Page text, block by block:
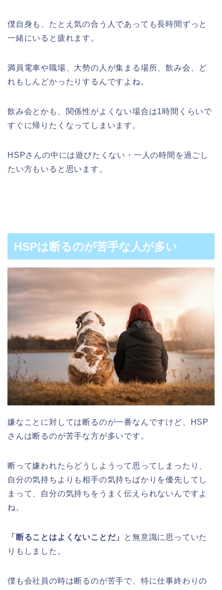
僕自身も、たとえ気の合う人であっても長時間ずっと
一緒にいると疲れます。
満員電車や職場、大勢の人が集まる場所、飲み会、ど
れもしんどかったりするんですよね。
飲み会とかも、関係性がよくない場合は1時間くらいで
すぐに帰りたくなってしまいます。
HSPさんの中には遊びたくない・一人の時間を過ごし
たい方もいると思います。
HSPは断るのが苦手な人が多い
嫌なことに対しては断るのが一番なんですけど、HSP
さんは断るのが苦手な方が多いです。
断って嫌われたらどうしようって思ってしまったり、
自分の気持ちよりも相手の気持ちばかりを優先してし
まって、自分の気持ちをうまく伝えられないんですよ
ね。
「断ることはよくないことだ」
と無意識に思っていた
りもしました。
僕も会社員の時は断るのが苦手で、特に仕事終わりの